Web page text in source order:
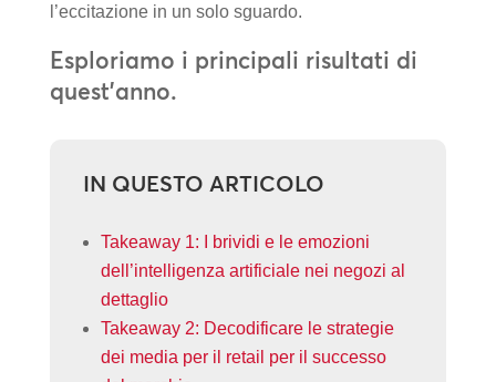
l’eccitazione in un solo sguardo.
Esploriamo i principali risultati di
quest’anno.
IN QUESTO ARTICOLO
Takeaway 1: I brividi e le emozioni
dell’intelligenza artificiale nei negozi al
dettaglio
Takeaway 2: Decodificare le strategie
dei media per il retail per il successo